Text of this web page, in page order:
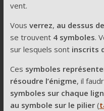
vent.
Vous verrez, au dessus
se trouvent4 symboles.
sur lesquels sont inscrits
Ces symboles
résoudre l’énigme, il
symboles sur chaque
au symbole sur le pilier(